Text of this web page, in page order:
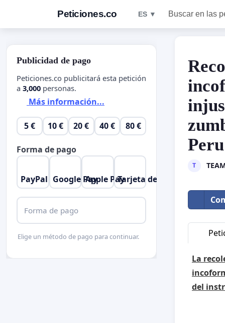
Peticiones.co ES ▼ Buscar en las
T
La
del
Publicidad de pago
Peticiones.co publicitará esta petición
a 3,000 personas.
Más información...
5 € 10 € 20 € 40 € 80 €
Forma de pago
PayPal Google PayApple PayTarjeta de crédito
Forma de pago
Elige un método de pago para continuar.